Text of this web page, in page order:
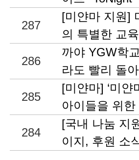
287
[미얀마 지원]
의 특별한 교육
286
까야 YGW학
라도 빨리 돌
285
[미얀마] ‘미얀
아이들을 위
284
[국내 나눔 지
이지, 후원 소